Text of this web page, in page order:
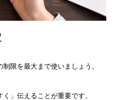
限を最大まで使いましょう。
」伝えることが重要です。